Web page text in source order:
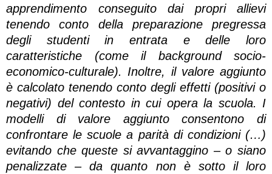
apprendimento conseguito dai propri allievi
tenendo conto della preparazione pregressa
degli studenti in entrata e delle loro
caratteristiche (come il background socio-
economico-culturale). Inoltre, il valore aggiunto
è calcolato tenendo conto degli effetti (positivi o
negativi) del contesto in cui opera la scuola. I
modelli di valore aggiunto consentono di
confrontare le scuole a parità di condizioni (…)
evitando che queste si avvantaggino – o siano
penalizzate – da quanto non è sotto il loro